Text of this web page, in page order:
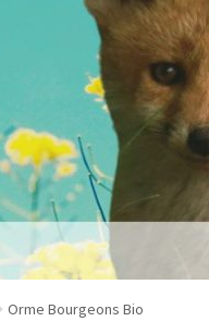
Orme Bourgeons Bio